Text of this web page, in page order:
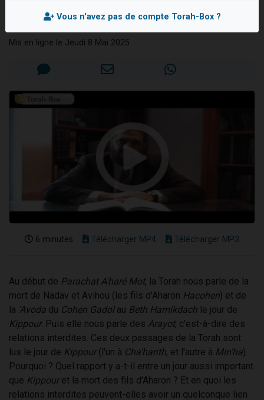
Il reste 49 places pour étudier en groupe sur Zoom
12 nouvelles musiques dans Torah-Box Music
Rav David SHOUSHANA
Mis en ligne le Jeudi 8 Mai 2025
6 minutes Télécharger MP4 Télécharger MP3
Au début de Parachat A'haré Mot, la Torah nous parle de la
mort de Nadav et Avihou (les fils d'Aharon Hacohen) et de
la 'Avoda du Cohen Gadolau Beth Hamikdach le jour de
Kippour. Puis elle nous parle des Arayot, c'est-à-dire des
relations interdites. Ces deux passages de la Torah sont
lus le jour de Kippour(l'un à Cha'harith, et l'autre à Min'ha).
Pourquoi ? Quel rapport y a-t-il entre un jour aussi important
que Kippouret la mort des fils d'Aharon ? Et en quoi les
relations interdites peuvent-elles avoir un quelconque lien
Vous n'avez pas de compte Torah-Box ?